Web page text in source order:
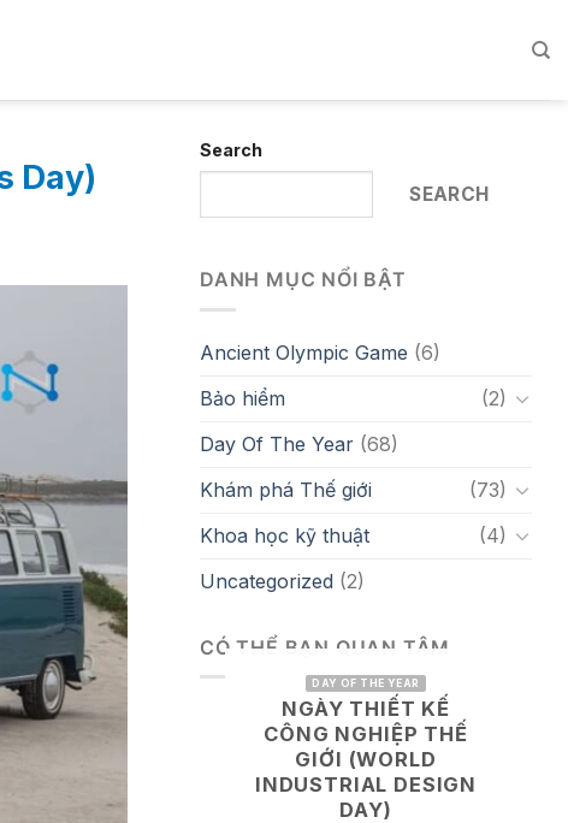
Day)
Search
SEARCH
DANH MỤC NỔI BẬT
Ancient Olympic Game (6)
Bảo hiểm
(2)
Day Of The Year (68)
Khám phá Thế giới
(73)
Khoa học kỹ thuật
(4)
Uncategorized (2)
CÓ THỂ BẠN QUAN TÂM
DAY OF THE YEAR
NGÀY THIẾT KẾ
CÔNG NGHIỆP THẾ
GIỚI (WORLD
INDUSTRIAL DESIGN
DAY)